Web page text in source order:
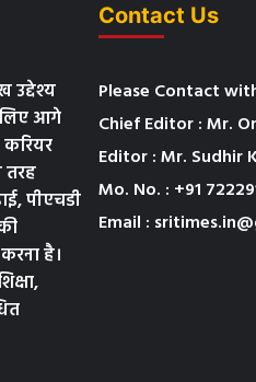
उद्देश्य
लिए आगे
करियर
तरह
पीएचडी
है।
Contact Us
Please Contact
Chief Editor : Mr.
Editor : Mr. Sudhir
Mo. No. : +91
Email :